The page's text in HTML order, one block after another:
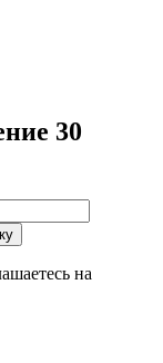
30
на